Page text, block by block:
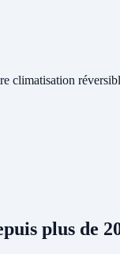
climatisation
plus de